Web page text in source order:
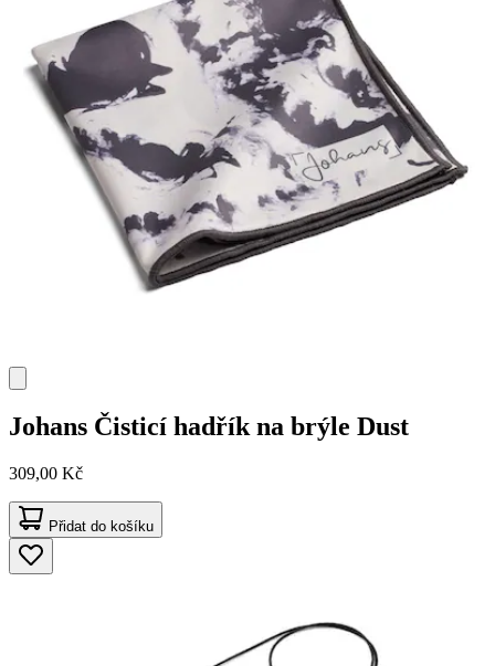
Johans Čisticí hadřík na brýle Dust
309,00 Kč
Přidat do košíku